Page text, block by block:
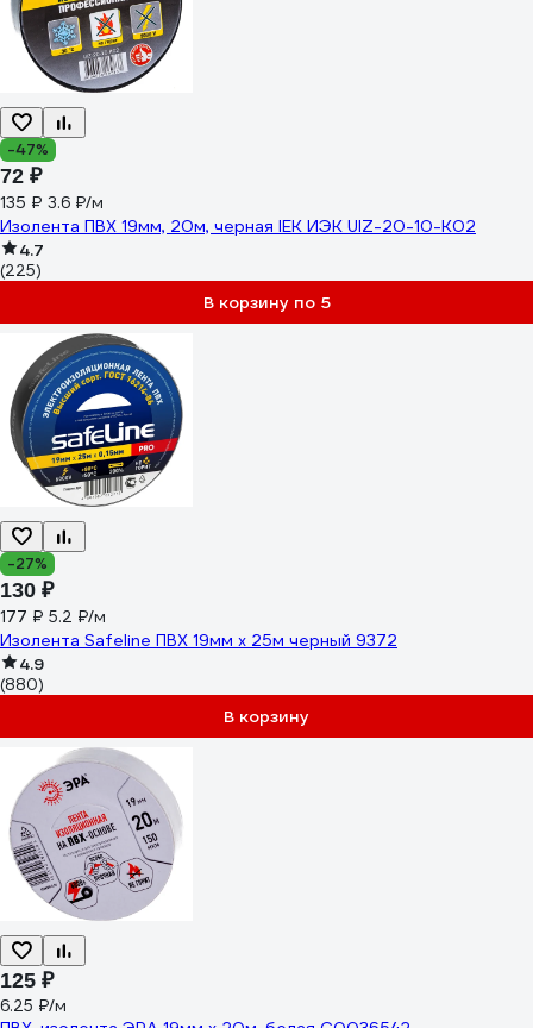
-47%
72 ₽
135 ₽ 3.6 ₽/м
Изолента ПВХ 19мм, 20м, черная IEK ИЭК UIZ-20-10-K02
4.7
(225)
В корзину по 5
-27%
130 ₽
177 ₽ 5.2 ₽/м
Изолента Safeline ПВХ 19мм х 25м черный 9372
4.9
(880)
В корзину
125 ₽
6.25 ₽/м